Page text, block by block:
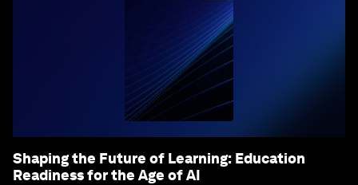
Shaping the Future of Learning: Education
Readiness for the Age of AI